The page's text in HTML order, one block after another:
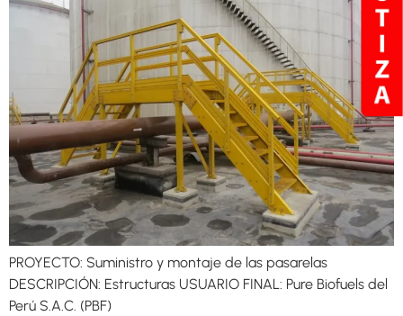
PROYECTO: Suministro y montaje de las pasarelas
DESCRIPCIÓN: Estructuras USUARIO FINAL: Pure Biofuels del
Perú S.A.C. (PBF)